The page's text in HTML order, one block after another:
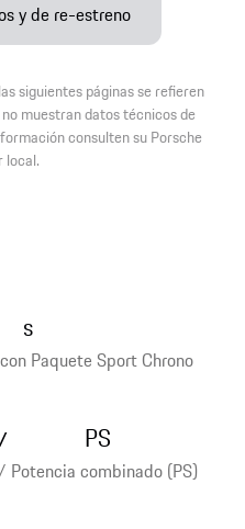
y de re-estreno
siguientes páginas se refieren
muestran datos técnicos de
consulten su Porsche
local.
Paquete Sport Chrono
s
combinado (PS)
PS